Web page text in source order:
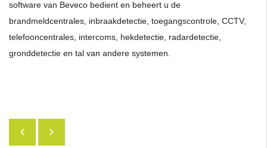
software van Beveco bedient en beheert u de
brandmeldcentrales, inbraakdetectie, toegangscontrole, CCTV,
telefooncentrales, intercoms, hekdetectie, radardetectie,
gronddetectie en tal van andere systemen.